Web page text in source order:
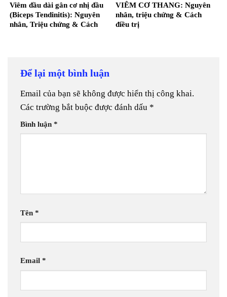
Viêm đầu dài gân cơ nhị đầu
(Biceps Tendinitis): Nguyên
nhân, Triệu chứng & Cách
VIÊM CƠ THANG: Nguyên
nhân, triệu chứng & Cách
điều trị
Để lại một bình luận
Email của bạn sẽ không được hiển thị công khai.
Các trường bắt buộc được đánh dấu *
Bình luận *
Tên *
Email *